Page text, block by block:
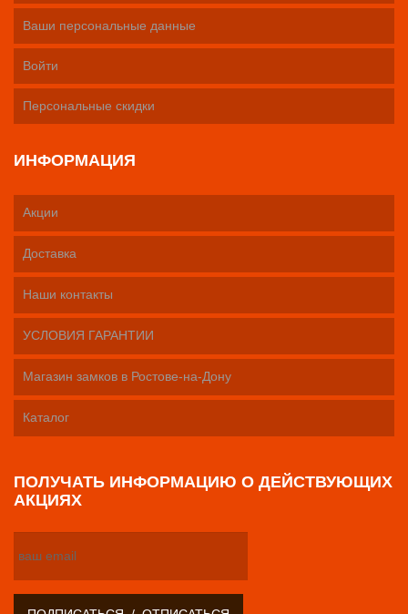
Ваши персональные данные
Войти
Персональные скидки
ИНФОРМАЦИЯ
Акции
Доставка
Наши контакты
УСЛОВИЯ ГАРАНТИИ
Магазин замков в Ростове-на-Дону
Каталог
ПОЛУЧАТЬ ИНФОРМАЦИЮ О ДЕЙСТВУЮЩИХ
АКЦИЯХ